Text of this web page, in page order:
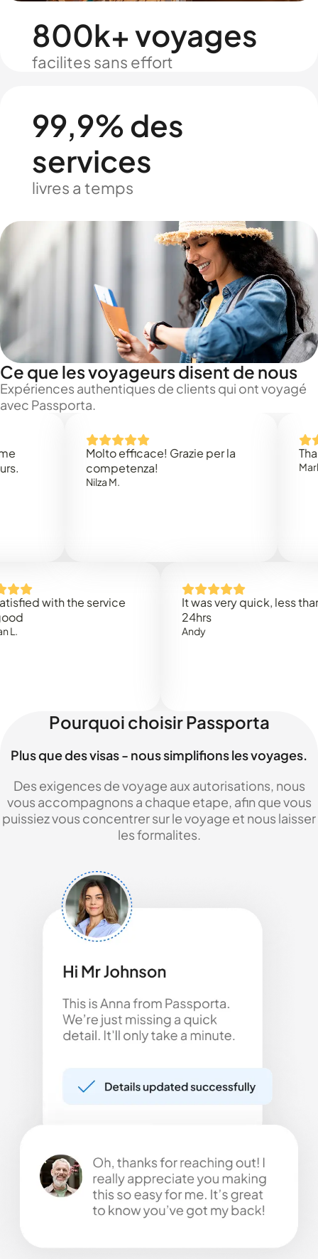
800k+ voyages
facilites sans effort
99,9% des
services
livres a temps
Ce que les voyageurs disent de nous
Expériences authentiques de clients qui ont voyagé
avec Passporta.
Molto efficace! Grazie per la
competenza!
Thank
Mark N.
with the service
It was very quick, less than
Pourquoi choisir Passporta
Plus que des visas - nous simplifions les voyages.
Des exigences de voyage aux autorisations, nous
vous accompagnons a chaque etape, afin que vous
puissiez vous concentrer sur le voyage et nous laisser
les formalites.